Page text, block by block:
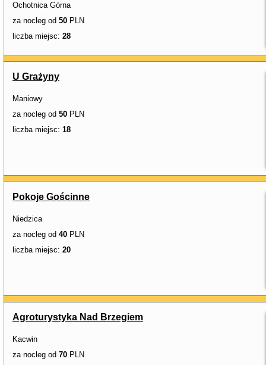
Ochotnica Górna
za nocleg od 50 PLN
liczba miejsc: 28
U Grażyny
Maniowy
za nocleg od 50 PLN
liczba miejsc: 18
Pokoje Gościnne
Niedzica
za nocleg od 40 PLN
liczba miejsc: 20
Agroturystyka Nad Brzegiem
Kacwin
za nocleg od 70 PLN